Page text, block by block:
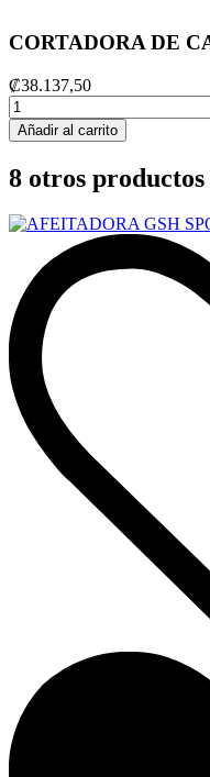
CORTADORA DE
₡38.137,50
Añadir al carrito
8 otros